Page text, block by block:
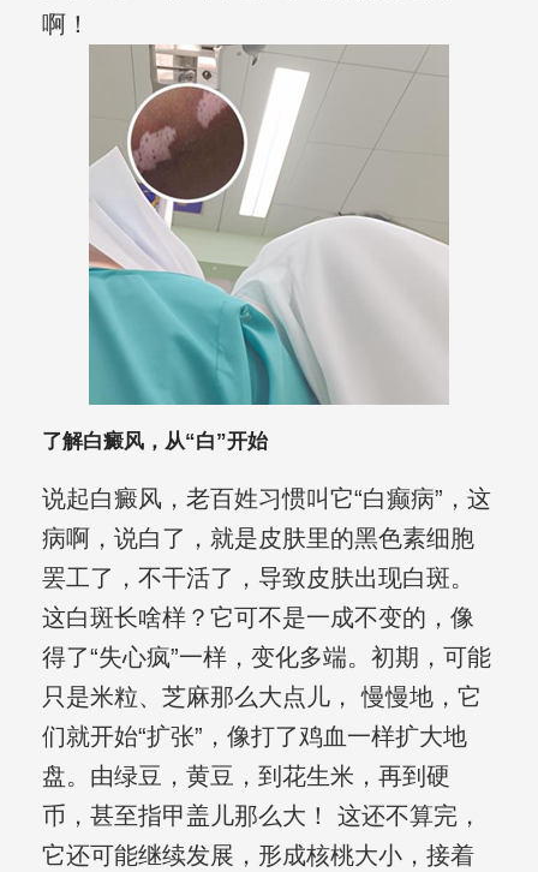
啊！
了解白癜风，从“白”开始
说起白癜风，老百姓习惯叫它“白癫病”，这
病啊，说白了，就是皮肤里的黑色素细胞
罢工了，不干活了，导致皮肤出现白斑。
这白斑长啥样？它可不是一成不变的，像
得了“失心疯”一样，变化多端。初期，可能
只是米粒、芝麻那么大点儿， 慢慢地，它
们就开始“扩张”，像打了鸡血一样扩大地
盘。由绿豆，黄豆，到花生米，再到硬
币，甚至指甲盖儿那么大！ 这还不算完，
它还可能继续发展，形成核桃大小，接着